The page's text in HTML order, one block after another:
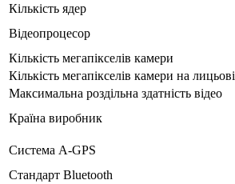
Кількість ядер
Відеопроцесор
Кількість мегапікселів камери
Кількість мегапікселів камери на
Максимальна роздільна здатність відео
Країна виробник
Система A-GPS
Стандарт Bluetooth